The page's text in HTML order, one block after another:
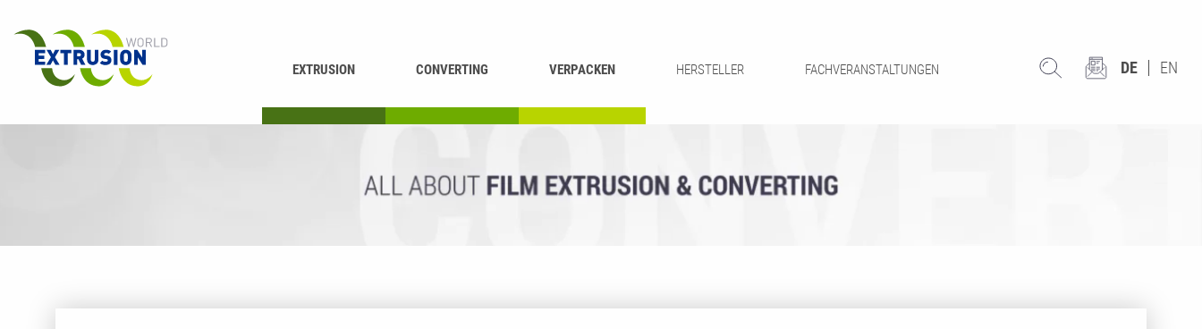
EXTRUSION CONVERTING VERPACKEN HERSTELLER FACHVERANSTALTUNGEN DE EN